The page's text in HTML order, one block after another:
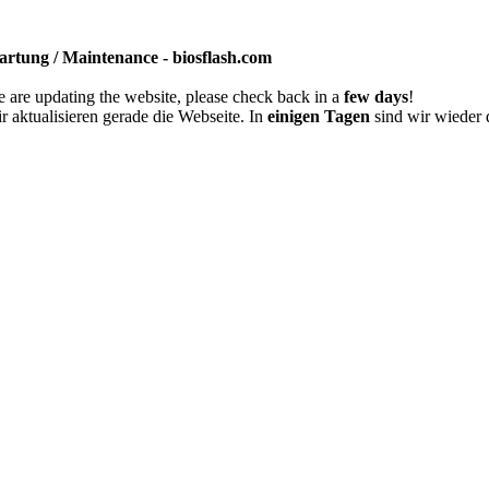
/ Maintenance - biosflash.com
are updating the website, please check back in a few days!
aktualisieren gerade die Webseite. In einigen Tagen sind wir wieder